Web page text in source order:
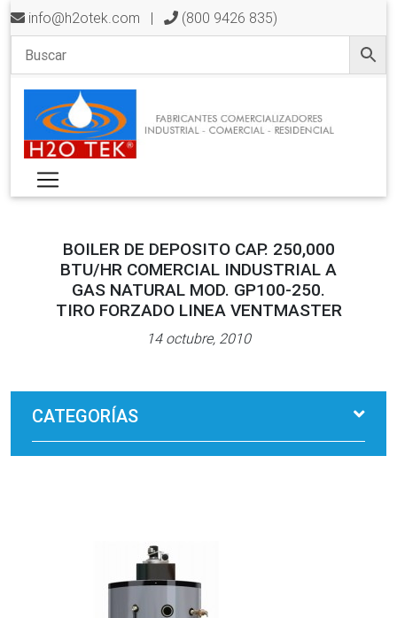
info@h2otek.com | (800 9426 835)
BOILER DE DEPOSITO CAP. 250,000
BTU/HR COMERCIAL INDUSTRIAL A
GAS NATURAL MOD. GP100-250.
TIRO FORZADO LINEA VENTMASTER
14 octubre, 2010
CATEGORÍAS